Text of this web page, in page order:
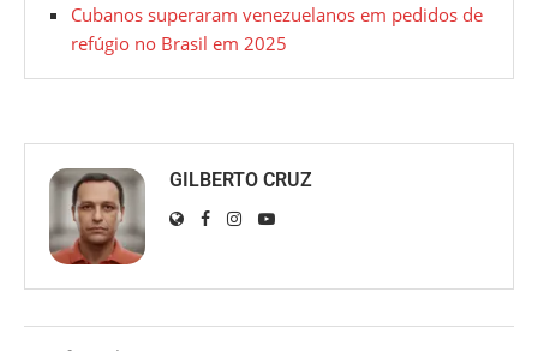
Cubanos superaram venezuelanos em pedidos de
refúgio no Brasil em 2025
GILBERTO CRUZ